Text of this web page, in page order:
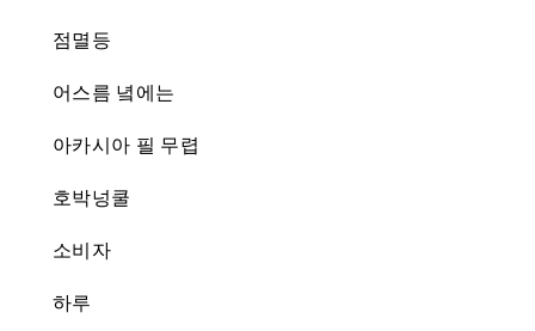
점멸등
어스름 녘에는
아카시아 필 무렵
호박넝쿨
소비자
하루